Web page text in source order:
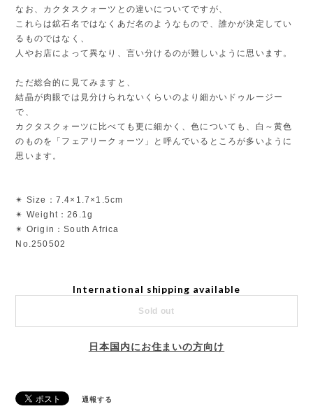
なお、カクタスクォーツとの違いについてですが、
これらは鉱石名ではなくあだ名のようなもので、誰かが決定してい
るものではなく、
人やお店によって異なり、言い分けるのが難しいように思います。
ただ総合的に見てみますと、
結晶が肉眼では見分けられないくらいのより細かいドゥルージー
で、
カクタスクォーツに比べても更に細かく、色についても、白～黄色
のものを「フェアリークォーツ」と呼んでいるところが多いように
思います。
✴︎ Size：7.4×1.7×1.5cm
✴︎ Weight：26.1g
✴︎ Origin：South Africa
No.250502
International shipping available
Sold out
日本国内にお住まいの方向け
通報する